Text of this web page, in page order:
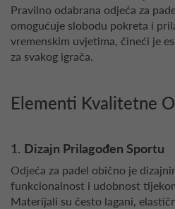
Pravilno odabrana odjeća za
omogućuje slobodu pokreta i
vremenskim uvjetima, čineći je
za svakog igrača.
Elementi Kvalitetne
1. Dizajn Prilagođen Sportu
Odjeća za padel obično je
funkcionalnost i udobnost
Materijali su često lagani,